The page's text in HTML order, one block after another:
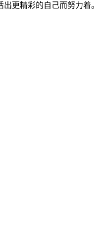
更精彩的自己而努力着。